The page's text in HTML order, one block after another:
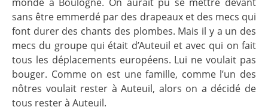
sans être emmerdé par des drapeaux et des mecs qui
font durer des chants des plombes. Mais il y a un des
mecs du groupe qui était d’Auteuil et avec qui on fait
tous les déplacements européens. Lui ne voulait pas
bouger. Comme on est une famille, comme l’un des
nôtres voulait rester à Auteuil, alors on a décidé de
tous rester à Auteuil.